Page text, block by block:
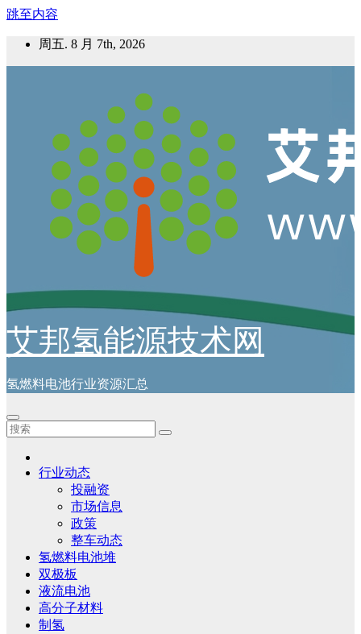
跳至内容
周五. 8 月 7th, 2026
艾邦氢能源技术网
氢燃料电池行业资源汇总
行业动态
投融资
市场信息
政策
整车动态
氢燃料电池堆
双极板
液流电池
高分子材料
制氢